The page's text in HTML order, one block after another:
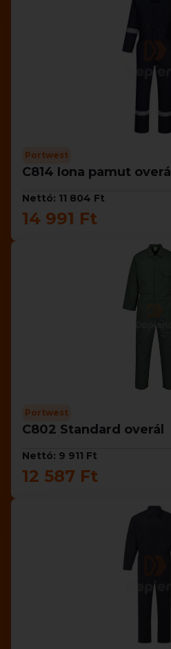
Portwest
C814 Iona pamut overál
Nettó: 11 804 Ft
14 991 Ft
Portwest
C802 Standard overál
Nettó: 9 911 Ft
12 587 Ft